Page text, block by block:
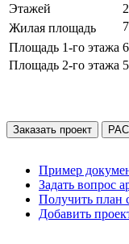
Этажей
2
Жилая площадь
Площадь 1-го этажа
Площадь 2-го этажа
Заказать проект
Пример
Задать вопрос
Получить план
Добавить